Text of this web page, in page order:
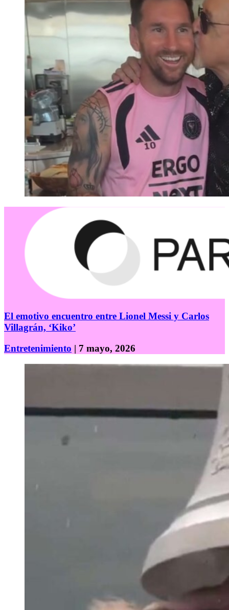
El emotivo encuentro entre Lionel Messi y Carlos
Villagrán, ‘Kiko’
Entretenimiento | 7 mayo, 2026